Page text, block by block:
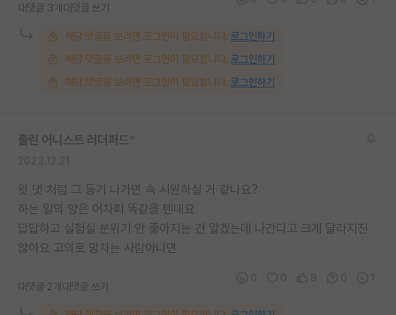
대댓글 3개 대댓글 쓰기
해당 댓글을 보려면 로그인이 필요합니다. 로그인하기
해당 댓글을 보려면 로그인이 필요합니다. 로그인하기
해당 댓글을 보려면 로그인이 필요합니다. 로그인하기
졸린 어니스트 러더퍼드
윗 댓 처럼 그 동기 나가면 속 시원하실 거 같나요?
하는 일의 양은 어차피 똑같을 텐데요
답답하고 실험실 분위기 안 좋아지는 건 알겠는데 나간다고 크게 달라지진
않아요 고의로 망치는 사람아니면
대댓글 2개 대댓글 쓰기